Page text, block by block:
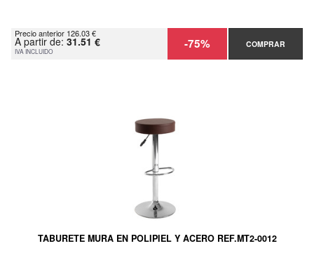
Precio anterior 126.03 €
A partir de: 31.51 €
IVA INCLUIDO -75% COMPRAR
TABURETE MURA EN POLIPIEL Y ACERO REF.MT2-0012